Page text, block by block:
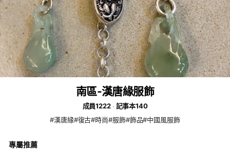
南區-漢唐緣服飾
成員1222
記事本140
#漢唐緣#復古#時尚#服飾#飾品#中國風服飾
專屬推薦